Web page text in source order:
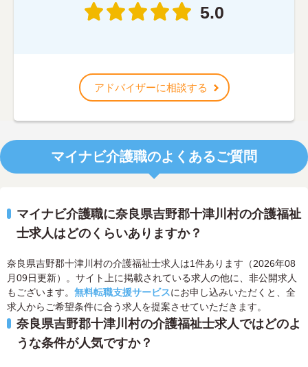
5.0
アドバイザーに相談する
マイナビ介護職のよくあるご質問
マイナビ介護職に奈良県吉野郡十津川村の介護福祉
士求人はどのくらいありますか？
奈良県吉野郡十津川村の介護福祉士求人は1件あります（2026年08
月09日更新）。サイト上に掲載されている求人の他に、非公開求人
もございます。 無料転職支援サービスにお申し込みいただくと、全
求人からご希望条件に合う求人を提案させていただきます。
奈良県吉野郡十津川村の介護福祉士求人ではどのよ
うな条件が人気ですか？